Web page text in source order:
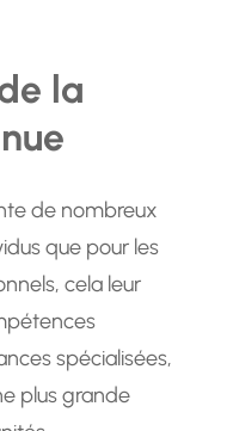
la
de nombreux
que pour les
cela leur
spécialisées,
plus grande